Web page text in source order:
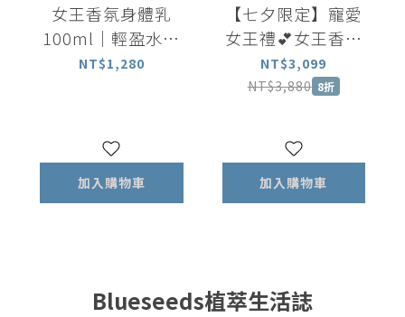
女王香氛身體乳
100ml｜輕盈水潤
長效保濕 揮別乾燥
NT$1,280
加入購物車
【七夕限定】寵愛
女王禮💕女王香氛
美體油100ml+女王
香氛滾珠瓶5ml+矽
瑰煥顏精油露5ml
x2
NT$3,099
NT$3,880 8折
加入購物車
Blueseeds植萃生活誌